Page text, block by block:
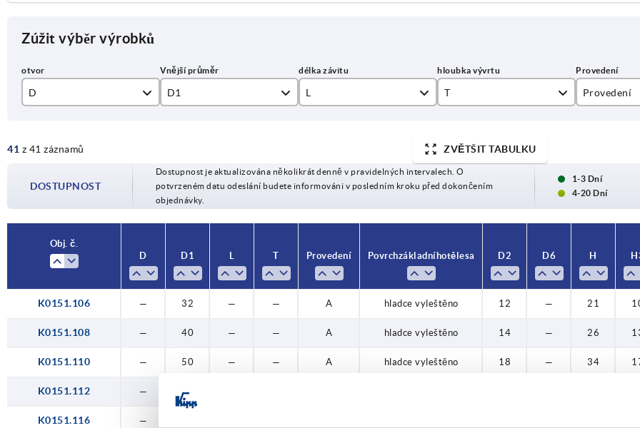
Zúžit výběr výrobků
D
8
12
M8
D1
50
63
L
25
30
50
60
T
12
13
15
20
Provedení
C
D
L
41 z 41 záznamů ZVĚTŠIT TABULKU
DOSTUPNOST
Dostupnost je aktualizována několikrát denně v pravidelných intervalech. O
potvrzeném datu odeslání budete informováni v posledním kroku před dokončením
objednávky.
1-3 Dní
4-20 Dní
Obj. č.
D
D1 L T Provedení Povrch základního tělesa D2 D6 H
K0151.106 — 32 — — A hladce vyleštěno 12 — 21
K0151.108 — 40 — — A hladce vyleštěno 14 — 26
K0151.110 — 50 — — A hladce vyleštěno 18 — 34
K0151.112 — 63
K0151.116 —